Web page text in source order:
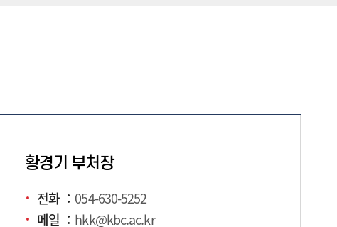
황경기 부처장
전화
054-630-5252
메일
hkk@kbc.ac.kr